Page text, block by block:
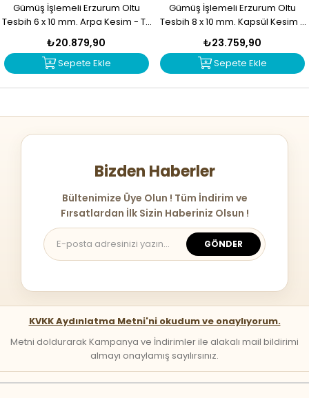
Gümüş İşlemeli Erzurum Oltu
Tesbih 6 x 10 mm. Arpa Kesim - T-
1916
₺20.879,90
Sepete Ekle
Gümüş İşlemeli Erzurum Oltu
Tesbih 8 x 10 mm. Kapsül Kesim -
T-1915
₺23.759,90
Sepete Ekle
Bizden Haberler
Bültenimize Üye Olun ! Tüm İndirim ve
Fırsatlardan İlk Sizin Haberiniz Olsun !
GÖNDER
KVKK Aydınlatma Metni'ni okudum ve onaylıyorum.
Metni doldurarak Kampanya ve İndirimler ile alakalı mail bildirimi
almayı onaylamış sayılırsınız.